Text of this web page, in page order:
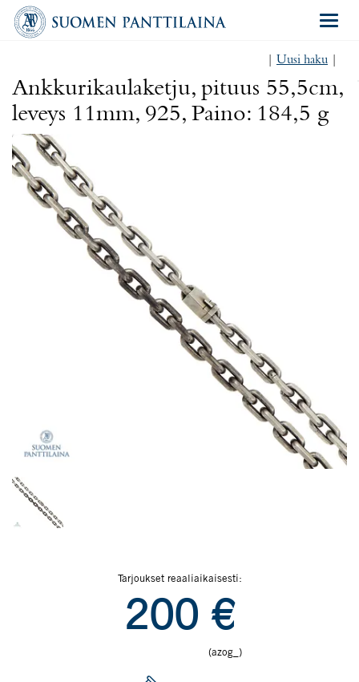
Uusi haku
Ankkurikaulaketju, pituus 55,5cm,
leveys 11mm, 925, Paino: 184,5 g
Tarjoukset reaaliaikaisesti:
200 €
(azog_)